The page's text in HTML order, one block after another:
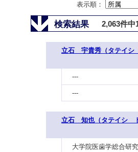
表示順：
検索結果 2,063件中
立石 宇貴秀（タテイシ
---
---
立石 知也（タテイシ ト
大学院医歯学総合研